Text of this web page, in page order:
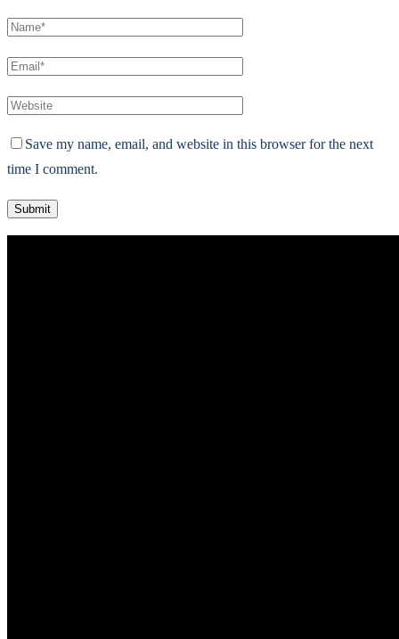
Save my name, email, and website in this browser for the next
time I comment.